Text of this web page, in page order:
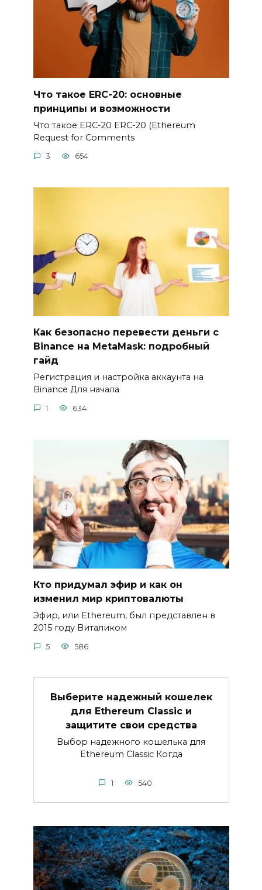
Что такое ERC-20: основные
принципы и возможности
Что такое ERC-20 ERC-20 (Ethereum
Request for Commеnts
3 654
Как безопасно перевести деньги с
Binance на MetaMask: подробный
гайд
Регистрация и настройка аккаунта на
Binance Для начала
1 634
Кто придумал эфир и как он
изменил мир криптовалюты
Эфир‚ или Ethereum‚ был представлен в
2015 году Виталиком
5 586
Выберите надежный кошелек
для Ethereum Classic и
защитите свои средства
Bыбор нaдежного кошелька для
Ethereum Classic Когда
1 540